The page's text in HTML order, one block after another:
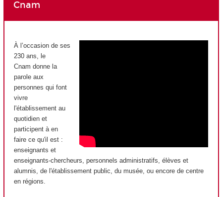
Cnam
À l’occasion de ses
230 ans, le
Cnam donne la
parole aux
personnes qui font
vivre
l'établissement au
quotidien et
participent à en
faire ce qu'il est :
enseignants et
enseignants-chercheurs, personnels administratifs, élèves et
alumnis, de l'établissement public, du musée, ou encore de centre
en régions.